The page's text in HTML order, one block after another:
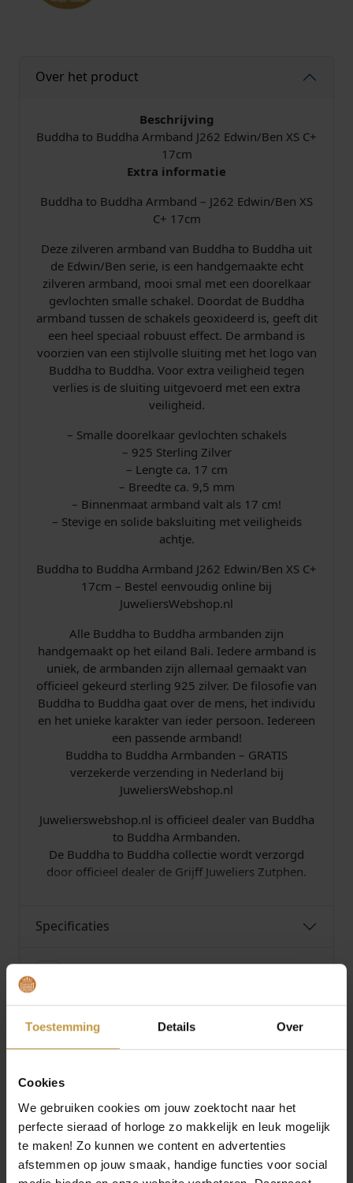
Toestemming Details Over
Cookies
We gebruiken cookies om jouw zoektocht naar het
perfecte sieraad of horloge zo makkelijk en leuk mogelijk
te maken! Zo kunnen we content en advertenties
afstemmen op jouw smaak, handige functies voor social
d
6
w
/
B
e
n
X
S
C
+
1
c
m
a
n
t
Over het product
Beschrijving
Buddha to Buddha Armband J262 Edwin/Ben XS C+
17cm
Extra informatie
Buddha to Buddha Armband – J262 Edwin/Ben XS
C+ 17cm
Deze zilveren armband van Buddha to Buddha uit
de Edwin/Ben serie, is een handgemaakte echt
zilveren armband, mooi smal met een doorelkaar
gevlochten smalle schakel. Doordat de Buddha
armband tussen de schakels geoxideerd is, geeft dit
een heel speciaal robuust effect. De armband is
voorzien van een stijlvolle sluiting met het logo van
Buddha to Buddha. Voor extra veiligheid tegen
verlies is de sluiting uitgevoerd met een extra
veiligheid.
– Smalle doorelkaar gevlochten schakels
– 925 Sterling Zilver
– Lengte ca. 17 cm
– Breedte ca. 9,5 mm
– Binnenmaat armband valt als 17 cm!
– Stevige en solide baksluiting met veiligheids
achtje.
Buddha to Buddha Armband J262 Edwin/Ben XS C+
17cm – Bestel eenvoudig online bij
JuweliersWebshop.nl
Alle Buddha to Buddha armbanden zijn
handgemaakt op het eiland Bali. Iedere armband is
uniek, de armbanden zijn allemaal gemaakt van
officieel gekeurd sterling 925 zilver. De filosofie van
Buddha to Buddha gaat over de mens, het individu
en het unieke karakter van ieder persoon. Iedereen
een passende armband!
Buddha to Buddha Armbanden – GRATIS
verzekerde verzending in Nederland bij
JuweliersWebshop.nl
Juwelierswebshop.nl is officieel dealer van Buddha
to Buddha Armbanden.
De Buddha to Buddha collectie wordt verzorgd
door officieel dealer de Grijff Juweliers Zutphen.
Specificaties
MEER VAN BUDDHA TO BUDDHA
BUDDHA TO BUDDHA
ARMBAND J453 BEN XS
SNAKE E 19CM
BUDDHA TO BUDDHA
ARMBAND 176 KATJA
CLOVER MOTHER OF
PEA…